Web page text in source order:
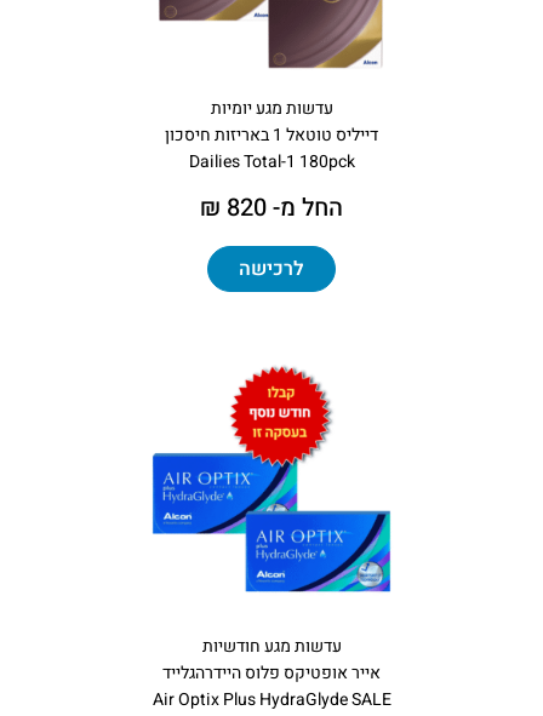
עדשות מגע יומיות
דייליס טוטאל 1 באריזות חיסכון
Dailies Total-1 180pck
החל מ- 820 ₪
לרכישה
עדשות מגע חודשיות
אייר אופטיקס פלוס היידרהגלייד
Air Optix Plus HydraGlyde SALE